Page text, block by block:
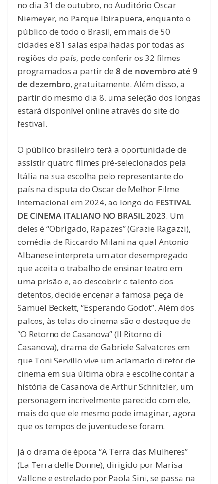
no dia 31 de outubro, no Auditório Oscar
Niemeyer, no Parque Ibirapuera, enquanto o
público de todo o Brasil, em mais de 50
cidades e 81 salas espalhadas por todas as
regiões do país, pode conferir os 32 filmes
programados a partir de 8 de novembro até 9
de dezembro, gratuitamente. Além disso, a
partir do mesmo dia 8, uma seleção dos longas
estará disponível online através do site do
festival.
O público brasileiro terá a oportunidade de
assistir quatro filmes pré-selecionados pela
Itália na sua escolha pelo representante do
país na disputa do Oscar de Melhor Filme
Internacional em 2024, ao longo do FESTIVAL
DE CINEMA ITALIANO NO BRASIL 2023. Um
deles é “Obrigado, Rapazes” (Grazie Ragazzi),
comédia de Riccardo Milani na qual Antonio
Albanese interpreta um ator desempregado
que aceita o trabalho de ensinar teatro em
uma prisão e, ao descobrir o talento dos
detentos, decide encenar a famosa peça de
Samuel Beckett, “Esperando Godot”. Além dos
palcos, às telas do cinema são o destaque de
“O Retorno de Casanova” (Il Ritorno di
Casanova), drama de Gabriele Salvatores em
que Toni Servillo vive um aclamado diretor de
cinema em sua última obra e escolhe contar a
história de Casanova de Arthur Schnitzler, um
personagem incrivelmente parecido com ele,
mais do que ele mesmo pode imaginar, agora
que os tempos de juventude se foram.
Já o drama de época “A Terra das Mulheres”
(La Terra delle Donne), dirigido por Marisa
Vallone e estrelado por Paola Sini, se passa na